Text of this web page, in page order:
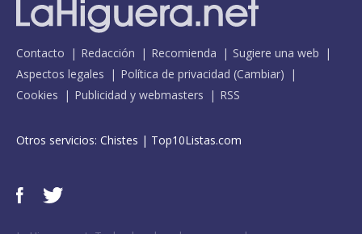
Contacto Redacción Recomienda
Sugiere una web
Aspectos legales
Política de privacidad (Cambiar)
Cookies
Publicidad y webmasters RSS
Otros servicios: Chistes | Top10Listas.com